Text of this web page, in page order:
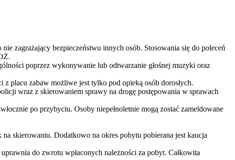
zagrażający bezpieczeństwu innych osób. Stosowania się do poleceń
poprzez wykonywanie lub odtwarzanie głośnej muzyki oraz
z placu zabaw możliwe jest tylko pod opieką osób dorosłych.
wraz z skierowaniem sprawy na drogę postępowania w sprawach
po przybyciu. Osoby niepełnoletnie mogą zostać zameldowane
skierowaniu. Dodatkowo na okres pobytu pobierana jest kaucja
do zwrotu wpłaconych należności za pobyt. Całkowita